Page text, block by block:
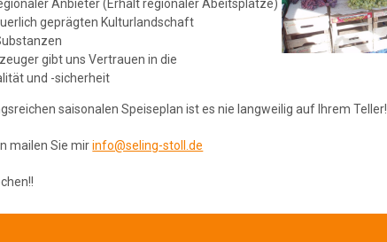
Anbieter (Erhalt regionaler Abeitsplätze)
geprägten Kulturlandschaft
gibt uns Vertrauen in die
und -sicherheit
saisonalen Speiseplan ist es nie langweilig auf Ihrem Teller!
mailen Sie mirinfo@seling-stoll.de